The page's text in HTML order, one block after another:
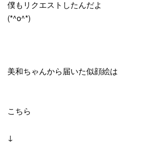
僕もリクエストしたんだよ
(*^o^*)
美和ちゃんから届いた似顔絵は
こちら
↓